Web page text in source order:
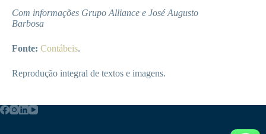
Com informações Grupo Alliance e José Augusto
Barbosa
Fonte: Contábeis.
Reprodução integral de textos e imagens.